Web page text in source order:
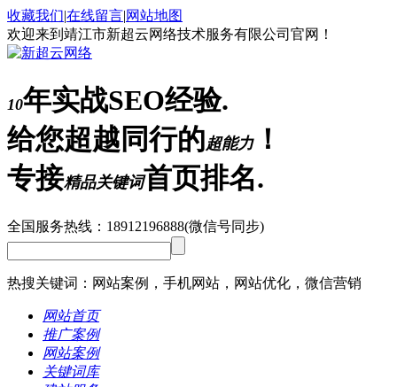
收藏我们|在线留言|网站地图
欢迎来到靖江市新超云网络技术服务有限公司官网！
10年实战SEO经验.
给您超越同行的超能力！
专接精品关键词首页排名.
全国服务热线： 18912196888(微信号同步)
热搜关键词：网站案例，手机网站，网站优化，微信营销
网站首页
推广案例
网站案例
关键词库